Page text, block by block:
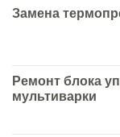
Замена
Ремонт блока
мультиварки